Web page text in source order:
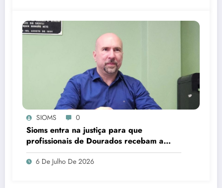
SIOMS 0
Sioms entra na justiça para que
profissionais de Dourados recebam a
insalubridade pelo salário base
6 De Julho De 2026